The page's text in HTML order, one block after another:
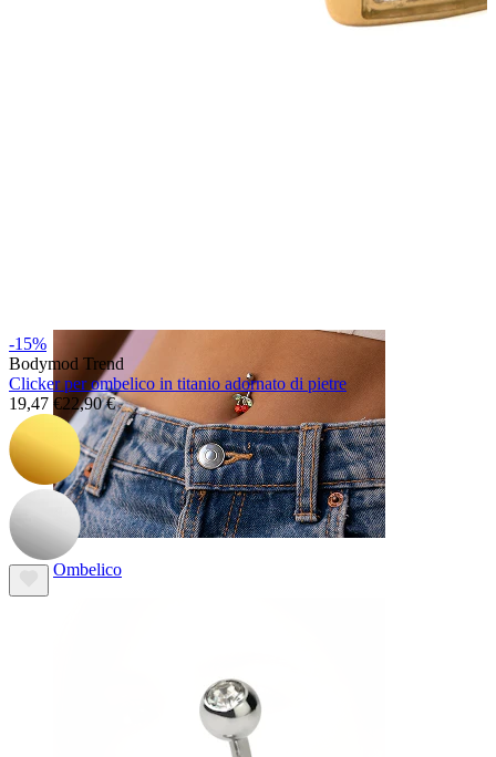
Ombelico
-15%
Bodymod Trend
Clicker per ombelico in titanio adornato di pietre
19,47 €22,90 €